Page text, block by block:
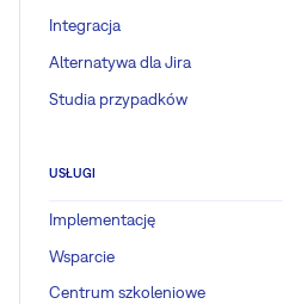
Integracja
Alternatywa dla Jira
Studia przypadków
USŁUGI
Implementację
Wsparcie
Centrum szkoleniowe